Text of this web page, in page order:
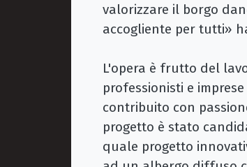
valorizzare il borgo
accogliente per tutti»
L'opera è frutto del
professionisti e
contribuito con
progetto è stato
quale progetto